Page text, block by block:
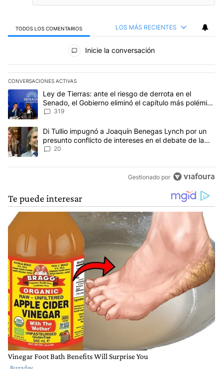
TODOS LOS COMENTARIOS LOS MÁS RECIENTES
Todos los comentarios
Inicie la conversación
CONVERSACIONES ACTIVAS
Este listado muestra los artículos con más comentarios en los
Un artículo de tendencia con el título "Ley de Tierras: ante el
Ley de Tierras: ante el riesgo de derrota en el
Senado, el Gobierno eliminó el capítulo más polémico
del proyecto
319
Un artículo de tendencia con el título "Di Tullio impugnó a
Di Tullio impugnó a Joaquín Benegas Lynch por un
presunto conflicto de intereses en el debate de la
Ley de Tierras
20
Gestionado por